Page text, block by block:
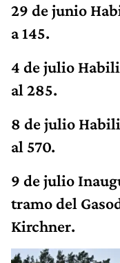
29 de junio
a 145.
4 de julio
al 285.
8 de julio
al 570.
9 de julio
tramo del
Kirchner.